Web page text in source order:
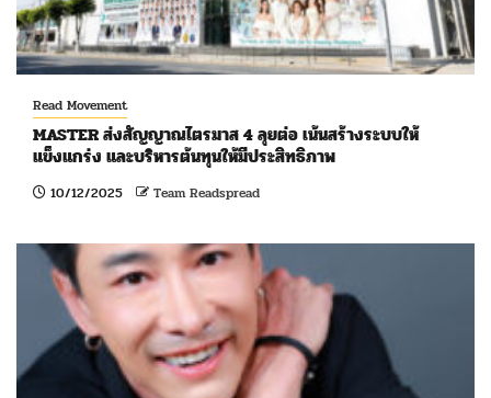
Read Movement
MASTER ส่งสัญญาณไตรมาส 4 ลุยต่อ เน้นสร้างระบบให้
แข็งแกร่ง และบริหารต้นทุนให้มีประสิทธิภาพ
10/12/2025 Team Readspread